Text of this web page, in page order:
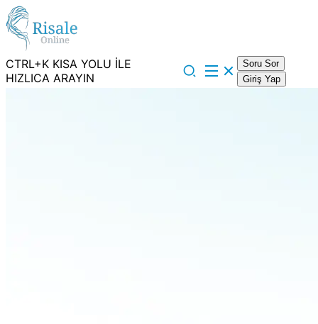
CTRL+K KISA YOLU İLE
HIZLICA ARAYIN
Soru Sor
Giriş Yap